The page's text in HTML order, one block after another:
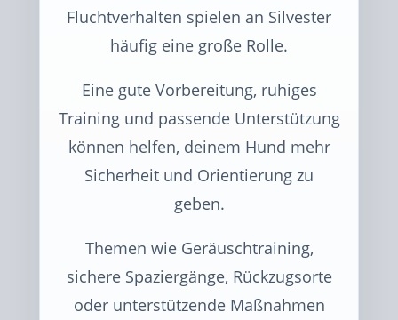
Fluchtverhalten spielen an Silvester
häufig eine große Rolle.
Eine gute Vorbereitung, ruhiges
Training und passende Unterstützung
können helfen, deinem Hund mehr
Sicherheit und Orientierung zu
geben.
Themen wie Geräuschtraining,
sichere Spaziergänge, Rückzugsorte
oder unterstützende Maßnahmen